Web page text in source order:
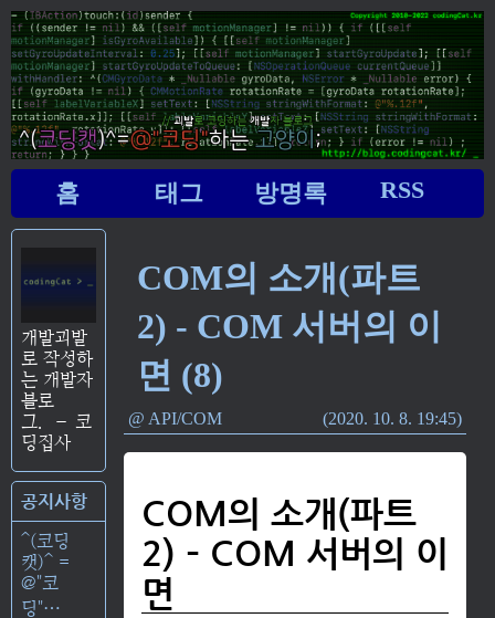
홈 태그 방명록 RSS
개발괴발
로 작성하
는 개발자
블로
그.
– 코
딩집사
공지사항
^(코딩
캣)^ =
@"코
딩"⋯
COM의 소개(파트
2) - COM 서버의 이
면 (8)
API/COM 2020. 10. 8. 19:45
COM의 소개(파트
2) – COM 서버의 이
면